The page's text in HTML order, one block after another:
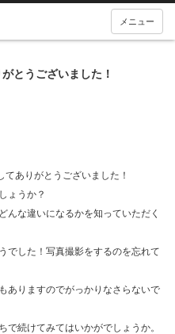
メニュー
とうございました！
ありがとうございました！
ょうか？
んな違いになるかを知っていただく
でした！写真撮影をするのを忘れて
ありますのでがっかりなさらないで
続けてみてはいかがでしょうか。